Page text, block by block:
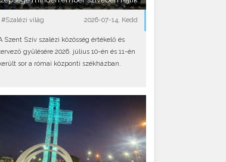
#Szalézi világ 2026-07-14, Kedd
Szent Szív szalézi közösség értékelő és
gyűlésére 2026. július 10-én és 11-én
sor a római központi székházban.